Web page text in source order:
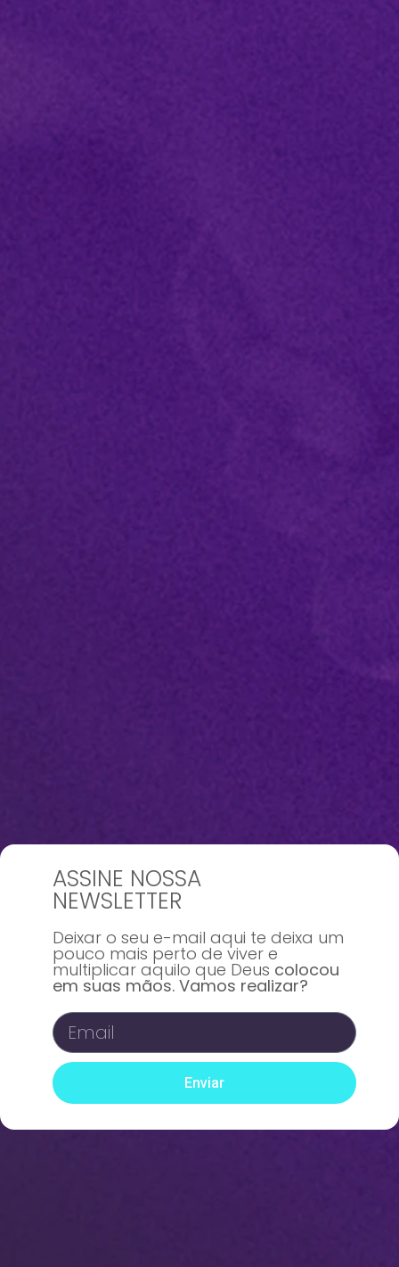
ASSINE NOSSA
NEWSLETTER
Deixar o seu e-mail aqui te deixa um
pouco mais perto de viver e
multiplicar aquilo que Deus colocou
em suas mãos. Vamos realizar?
Enviar